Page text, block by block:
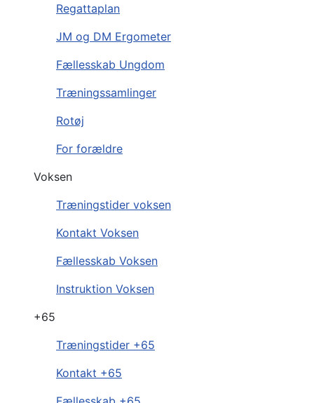
Regattaplan
JM og DM Ergometer
Fællesskab Ungdom
Træningssamlinger
Rotøj
For forældre
Voksen
Træningstider voksen
Kontakt Voksen
Fællesskab Voksen
Instruktion Voksen
+65
Træningstider +65
Kontakt +65